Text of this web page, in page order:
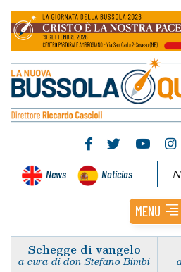
News Noticias
MENU
Schegge di vangelo
a cura di don Stefano Bimbi